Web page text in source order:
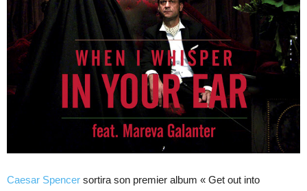
Caesar Spencer sortira son premier album « Get out into